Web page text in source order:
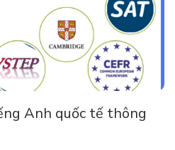
Anh quốc tế thông